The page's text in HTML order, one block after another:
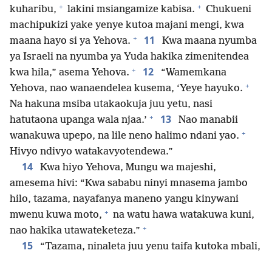
kuharibu, + lakini msiangamize kabisa. + Chukueni
machipukizi yake yenye kutoa majani mengi, kwa
maana hayo si ya Yehova. + 11
Kwa maana nyumba
ya Israeli na nyumba ya Yuda hakika zimenitendea
kwa hila,” asema Yehova. + 12
“Wamemkana
Yehova, nao wanaendelea kusema, ‘Yeye hayuko. +
Na hakuna msiba utakaokuja juu yetu, nasi
hatutaona upanga wala njaa.’ + 13
Nao manabii
wanakuwa upepo, na lile neno halimo ndani yao. +
Hivyo ndivyo watakavyotendewa.”
14
Kwa hiyo Yehova, Mungu wa majeshi,
amesema hivi: “Kwa sababu ninyi mnasema jambo
hilo, tazama, nayafanya maneno yangu kinywani
mwenu kuwa moto, + na watu hawa watakuwa kuni,
nao hakika utawateketeza.” +
15 “Tazama, ninaleta juu yenu taifa kutoka mbali,